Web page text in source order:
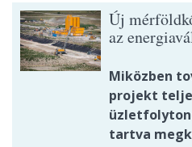
Új
az
Miközben
projekt
tartva